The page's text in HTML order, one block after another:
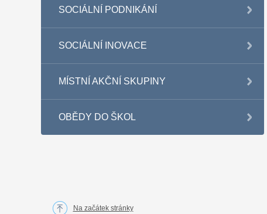
SOCIÁLNÍ PODNIKÁNÍ
SOCIÁLNÍ INOVACE
MÍSTNÍ AKČNÍ SKUPINY
OBĚDY DO ŠKOL
Na začátek stránky